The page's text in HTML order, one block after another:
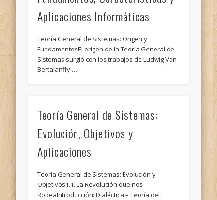
Aplicaciones Informáticas
Teoría General de Sistemas: Origen y
FundamentosEl origen de la Teoría General de
Sistemas surgió con los trabajos de Ludwig Von
Bertalanffy …
Teoría General de Sistemas:
Evolución, Objetivos y
Aplicaciones
Teoría General de Sistemas: Evolución y
Objetivos1.1. La Revolución que nos
RodeaIntroducción: Dialéctica – Teoría del